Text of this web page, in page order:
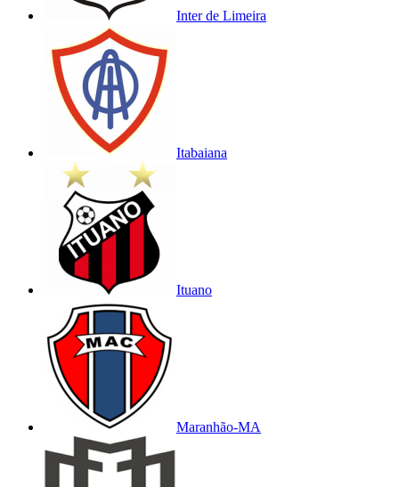
Inter de Limeira
Itabaiana
Ituano
Maranhão-MA